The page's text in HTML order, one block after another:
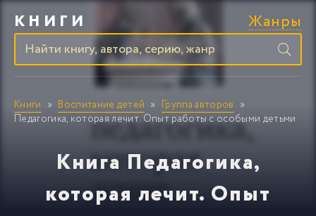
КНИГИ Жанры
Книги Воспитание детей
Группа авторов
Педагогика, которая лечит. Опыт работы с особыми детьми
Книга Педагогика,
которая лечит. Опыт